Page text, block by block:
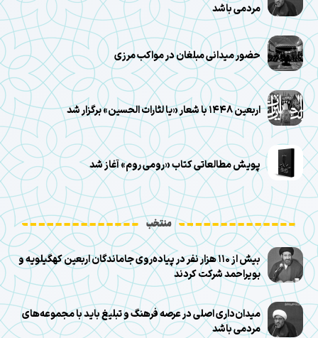
مردمی باشد
حضور میدانی مبلغان در مواکب مرزی
اربعین ۱۴۴۸ با شعار «یا لثارات الحسین» برگزار شد
پویش مطالعاتی کتاب «رومی روم» آغاز شد
منتخب
بیش از ۱۱۰ هزار نفر در پیاده‌روی جاماندگان اربعین کهگیلویه و
بویراحمد شرکت کردند
میدان‌داری اصلی در عرصه فرهنگ و تبلیغ باید با مجموعه‌های
مردمی باشد